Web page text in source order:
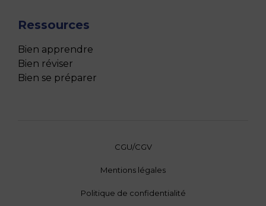
Ressources
Bien apprendre
Bien réviser
Bien se préparer
CGU/CGV
Mentions légales
Politique de confidentialité